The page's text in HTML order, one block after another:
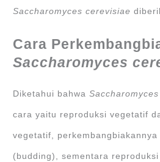
Saccharomyces cerevisiae
Cara
Saccharomyces
Diketahui bahwa
cara yaitu reproduksi vegetatif
vegetatif,
(budding), sementara